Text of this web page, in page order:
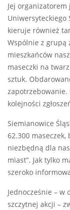
Jej
Uniwersyteckiego
kieruje również
Wspólnie z grupą
mieszkańców
maseczki na
sztuk.
zapotrzebowanie.
kolejności
Siemianowice
62.300
niezbędną dla
miast”. Jak tylko
szeroko
Jednocześnie –
szczytnej akcji –